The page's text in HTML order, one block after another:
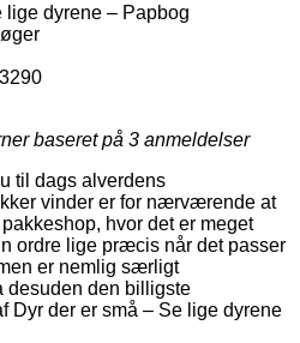
lige dyrene – Papbog
baseret på 3 anmeldelser
til dags alverdens
vinder er for nærværende at
hvor det er meget
ordre lige præcis når det passer
er nemlig særligt
desuden den billigste
Dyr der er små – Se lige dyrene